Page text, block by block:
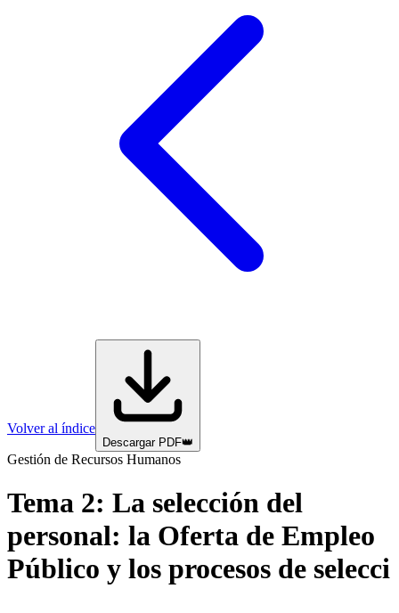
Volver al índice
Descargar PDF👑
Gestión de Recursos Humanos
Tema 2: La selección del
personal: la Oferta de Empleo
Público y los procesos de selecci